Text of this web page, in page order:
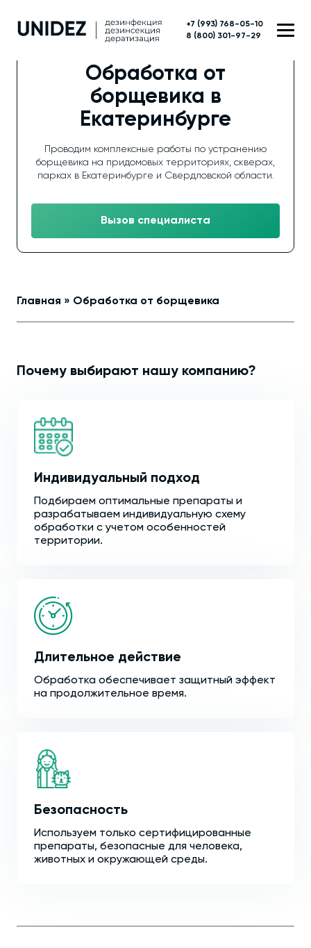
+7 (993) 768-05-10
8 (800) 301-97-29
Обработка от
борщевика в
Екатеринбурге
Проводим комплексные работы по устранению
борщевика на придомовых территориях, скверах,
парках в Екатеринбурге и Свердловской области.
Вызов специалиста
Главная » Обработка от борщевика
Почему выбирают нашу компанию?
Индивидуальный подход
Подбираем оптимальные препараты и
разрабатываем индивидуальную схему
обработки с учетом особенностей
территории.
Длительное действие
Обработка обеспечивает защитный эффект
на продолжительное время.
Безопасность
Используем только сертифицированные
препараты, безопасные для человека,
животных и окружающей среды.